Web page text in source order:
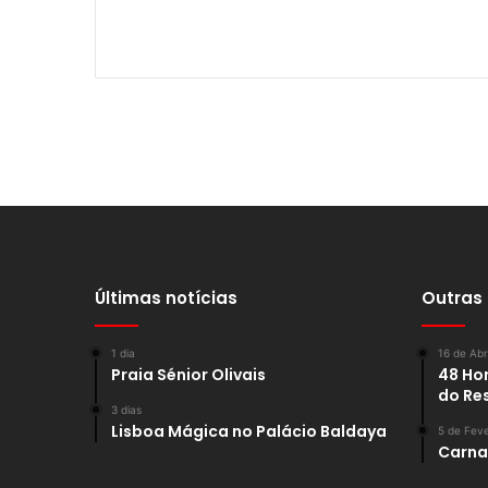
Últimas notícias
1 dia
Praia Sénior Olivais
3 dias
Lisboa Mágica no Palácio Baldaya
Outras
16 de
48
do
5 de